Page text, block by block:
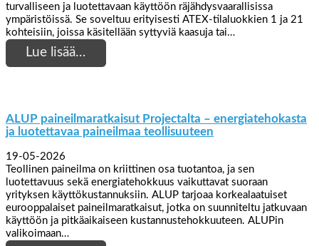
turvalliseen ja luotettavaan käyttöön räjähdysvaarallisissa
ympäristöissä. Se soveltuu erityisesti ATEX-tilaluokkien 1 ja 21
kohteisiin, joissa käsitellään syttyviä kaasuja tai…
Lue lisää…
ALUP paineilmaratkaisut Projectalta – energiatehokasta
ja luotettavaa paineilmaa teollisuuteen
19-05-2026
Teollinen paineilma on kriittinen osa tuotantoa, ja sen
luotettavuus sekä energiatehokkuus vaikuttavat suoraan
yrityksen käyttökustannuksiin. ALUP tarjoaa korkealaatuiset
eurooppalaiset paineilmaratkaisut, jotka on suunniteltu jatkuvaan
käyttöön ja pitkäaikaiseen kustannustehokkuuteen. ALUPin
valikoimaan…